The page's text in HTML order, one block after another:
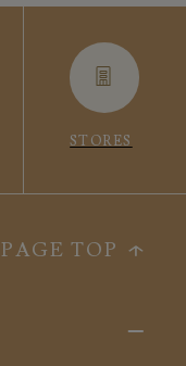
STORES
PAGE TOP